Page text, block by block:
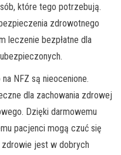
które tego potrzebują.
zdrowotnego
leczenie bezpłatne dla
NFZ są nieocenione.
dla zachowania zdrowej
Dzięki darmowemu
pacjenci mogą czuć się
jest w dobrych